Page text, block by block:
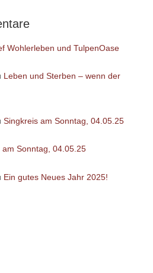
Wohlerleben und TulpenOase
Leben und Sterben – wenn der
Singkreis am Sonntag, 04.05.25
am Sonntag, 04.05.25
Ein gutes Neues Jahr 2025!